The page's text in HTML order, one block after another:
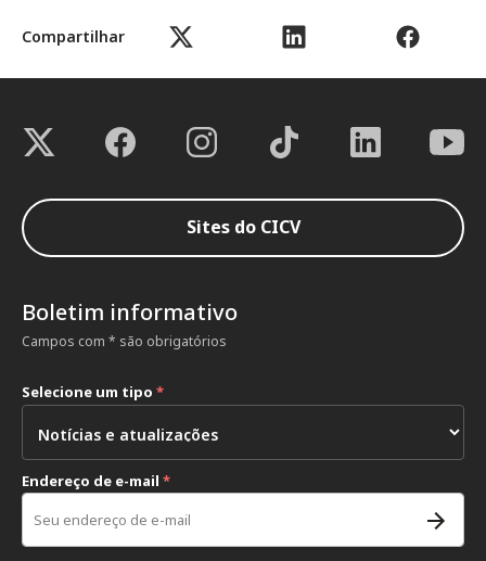
Compartilhar
Sites do CICV
Boletim informativo
Campos com * são obrigatórios
Selecione um tipo *
Endereço de e-mail *